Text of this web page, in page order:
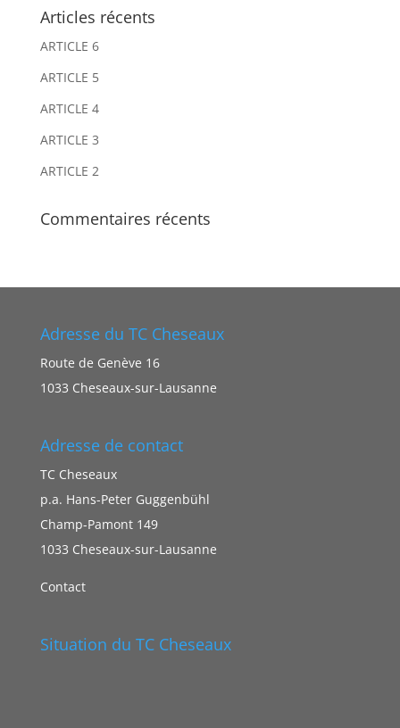
a
t
i
v
a
t
i
v
Articles récents
ARTICLE 6
ARTICLE 5
ARTICLE 4
ARTICLE 3
ARTICLE 2
Commentaires récents
Adresse du TC Cheseaux
Route de Genève 16
1033 Cheseaux-sur-Lausanne
Adresse de contact
TC Cheseaux
p.a. Hans-Peter Guggenbühl
Champ-Pamont 149
1033 Cheseaux-sur-Lausanne
Contact
Situation du TC Cheseaux